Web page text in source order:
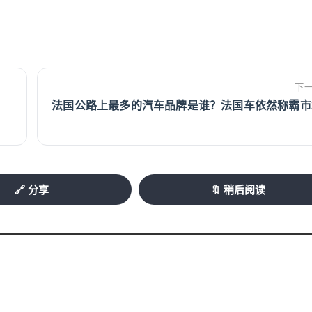
下
法国公路上最多的汽车品牌是谁？法国车依然称霸
🔗 分享 🔖 稍后阅读